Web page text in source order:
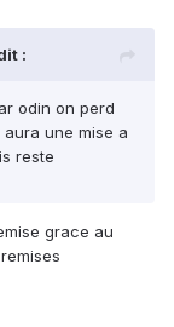
:
odin on perd
une mise a
reste
grace au